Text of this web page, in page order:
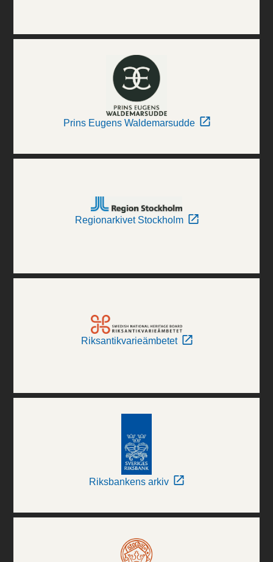
Prins Eugens Waldemarsudde
Regionarkivet Stockholm
Riksantikvarieämbetet
Riksbankens arkiv